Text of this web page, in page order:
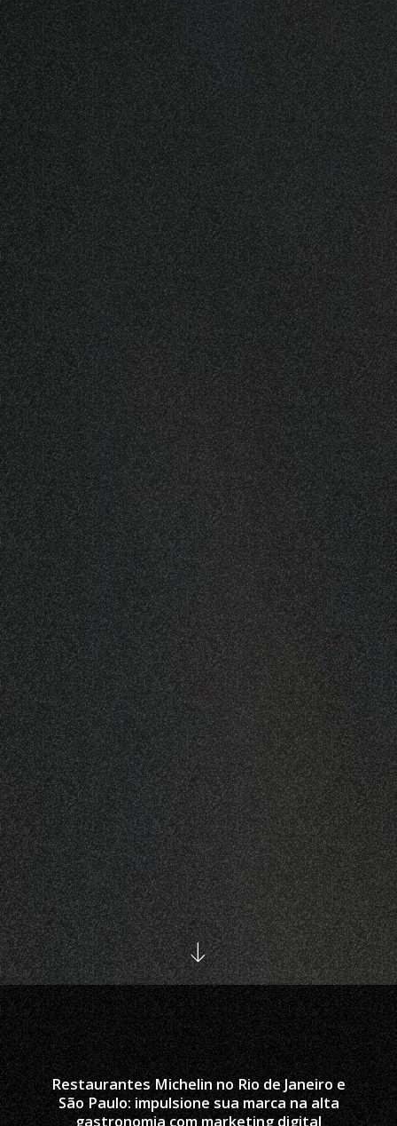
Restaurantes Michelin no Rio de Janeiro e
São Paulo: impulsione sua marca na alta
gastronomia com marketing digital